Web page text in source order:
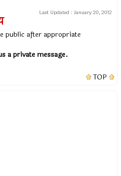
Last Updated : January 20, 2012
public after appropriate
a private message.
TOP